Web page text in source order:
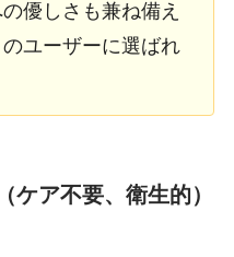
優しさも兼ね備え
ユーザーに選ばれ
ケア不要、衛生的）